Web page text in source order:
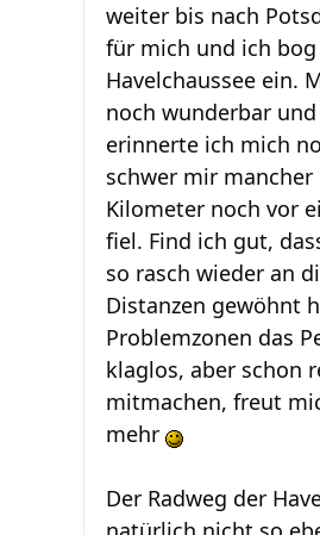
weiter bis nach
für mich und ich
Havelchaussee ein.
noch wunderbar
erinnerte ich mich
schwer mir
Kilometer noch vor
fiel. Find ich gut,
so rasch wieder an
Distanzen gewöhnt
Problemzonen das
klaglos, aber schon
mitmachen, freut
mehr
Der Radweg der